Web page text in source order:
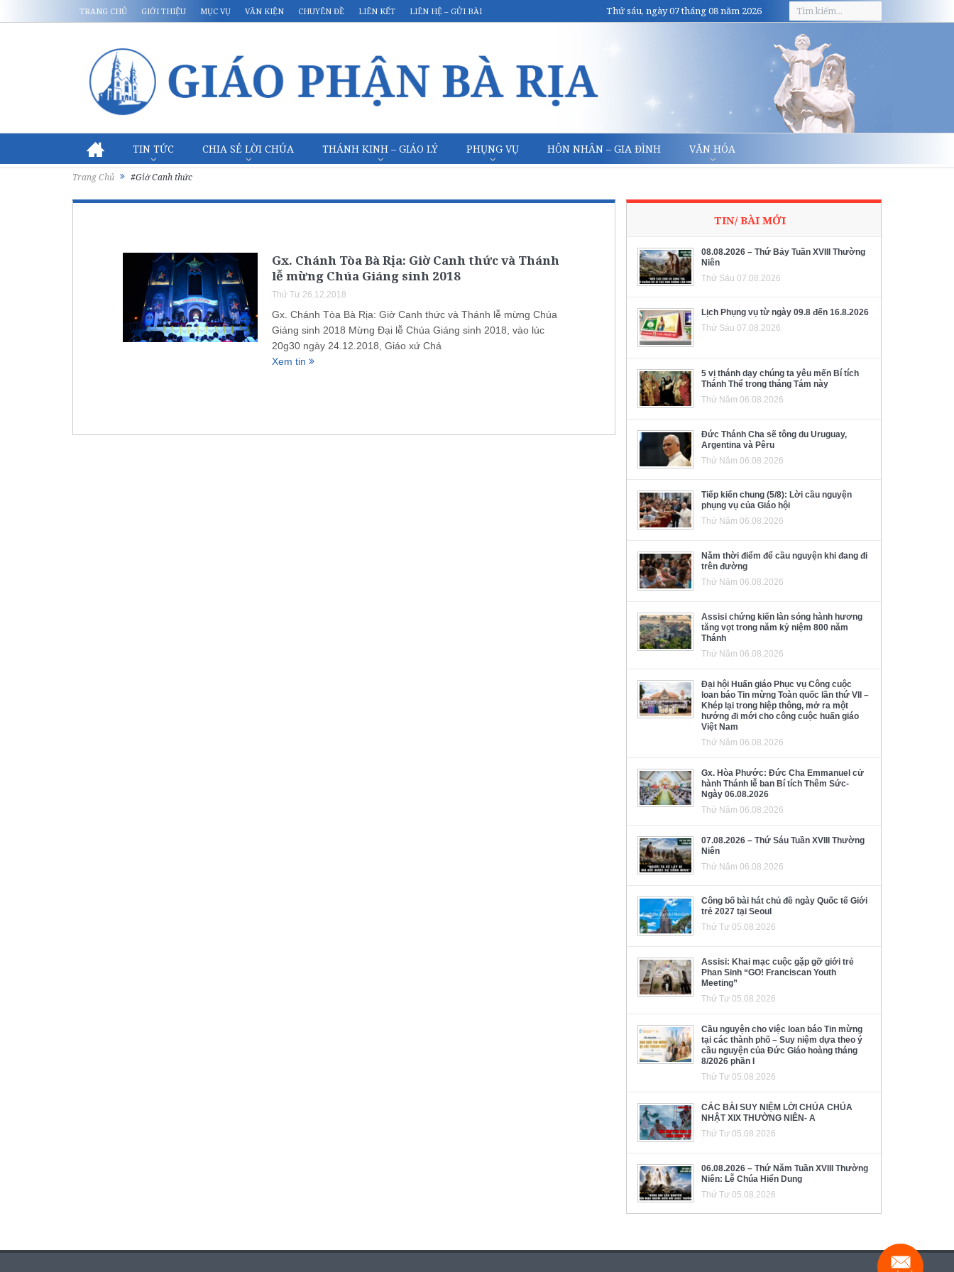
TRANG CHỦ GIỚI THIỆU MỤC VỤ VĂN KIỆN CHUYÊN ĐỀ LIÊN KẾT LIÊN HỆ – GỬI BÀI Thứ sáu, ngày 07 tháng 08 năm 2026
TIN TỨC CHIA SẺ LỜI CHÚA THÁNH KINH – GIÁO LÝ PHỤNG VỤ HÔN NHÂN – GIA ĐÌNH VĂN HÓA
Trang Chủ #Giờ Canh thức
Gx. Chánh Tòa Bà Rịa: Giờ Canh thức và Thánh
lễ mừng Chúa Giáng sinh 2018
Thứ Tư 26.12.2018
Gx. Chánh Tòa Bà Rịa: Giờ Canh thức và Thánh lễ mừng Chúa
Giáng sinh 2018 Mừng Đại lễ Chúa Giáng sinh 2018, vào lúc
20g30 ngày 24.12.2018, Giáo xứ Chá
Xem tin
TIN/ BÀI MỚI
08.08.2026 – Thứ Bảy Tuần XVIII Thường
Niên
Thứ Sáu 07.08.2026
Lịch Phụng vụ từ ngày 09.8 đến 16.8.2026
Thứ Sáu 07.08.2026
5 vị thánh dạy chúng ta yêu mến Bí tích
Thánh Thể trong tháng Tám này
Thứ Năm 06.08.2026
Đức Thánh Cha sẽ tông du Uruguay,
Argentina và Pêru
Thứ Năm 06.08.2026
Tiếp kiến chung (5/8): Lời cầu nguyện
phụng vụ của Giáo hội
Thứ Năm 06.08.2026
Năm thời điểm để cầu nguyện khi đang đi
trên đường
Thứ Năm 06.08.2026
Assisi chứng kiến làn sóng hành hương
tăng vọt trong năm kỷ niệm 800 năm
Thánh
Thứ Năm 06.08.2026
Đại hội Huấn giáo Phục vụ Công cuộc
loan báo Tin mừng Toàn quốc lần thứ VII –
Khép lại trong hiệp thông, mở ra một
hướng đi mới cho công cuộc huấn giáo
Việt Nam
Thứ Năm 06.08.2026
Gx. Hòa Phước: Đức Cha Emmanuel cử
hành Thánh lễ ban Bí tích Thêm Sức-
Ngày 06.08.2026
Thứ Năm 06.08.2026
07.08.2026 – Thứ Sáu Tuần XVIII Thường
Niên
Thứ Năm 06.08.2026
Công bố bài hát chủ đề ngày Quốc tế Giới
trẻ 2027 tại Seoul
Thứ Tư 05.08.2026
Assisi: Khai mạc cuộc gặp gỡ giới trẻ
Phan Sinh “GO! Franciscan Youth
Meeting”
Thứ Tư 05.08.2026
Cầu nguyện cho việc loan báo Tin mừng
tại các thành phố – Suy niệm dựa theo ý
cầu nguyện của Đức Giáo hoàng tháng
8/2026 phần I
Thứ Tư 05.08.2026
CÁC BÀI SUY NIỆM LỜI CHÚA CHÚA
NHẬT XIX THƯỜNG NIÊN- A
Thứ Tư 05.08.2026
06.08.2026 – Thứ Năm Tuần XVIII Thường
Niên: Lễ Chúa Hiển Dung
Thứ Tư 05.08.2026